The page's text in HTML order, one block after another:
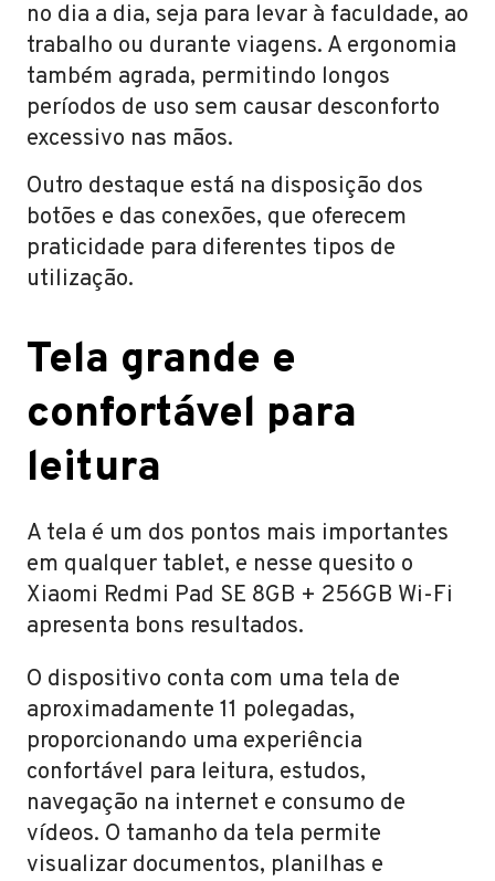
no dia a dia, seja para levar à faculdade, ao
trabalho ou durante viagens. A ergonomia
também agrada, permitindo longos
períodos de uso sem causar desconforto
excessivo nas mãos.
Outro destaque está na disposição dos
botões e das conexões, que oferecem
praticidade para diferentes tipos de
utilização.
Tela grande e
confortável para
leitura
A tela é um dos pontos mais importantes
em qualquer tablet, e nesse quesito o
Xiaomi Redmi Pad SE 8GB + 256GB Wi-Fi
apresenta bons resultados.
O dispositivo conta com uma tela de
aproximadamente 11 polegadas,
proporcionando uma experiência
confortável para leitura, estudos,
navegação na internet e consumo de
vídeos. O tamanho da tela permite
visualizar documentos, planilhas e